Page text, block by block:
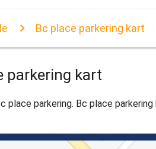
Bc place parkering kart
parkering kart
place parkering. Bc place